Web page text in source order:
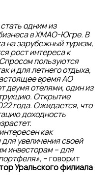
одним из
в ХМАО-Югре. В
на зарубежный туризм,
рост интереса к
пользуются
и для летнего отдыха,
время АО
двумя отелями, один из
Открытие
года. Ожидается, что
доходность
как
увеличения своей
инвесторам – для
– говорит
Уральского филиала